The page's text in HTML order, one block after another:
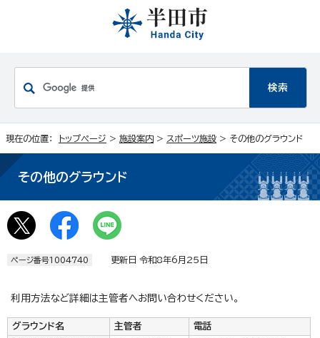
現在の位置： トップページ > 施設案内 > スポーツ施設 > その他のグラウンド
その他のグラウンド
ページ番号1004740 更新日 令和8年6月25日
利用方法など詳細は主管者へお問い合わせください。
グラウンド名 主管者
電話